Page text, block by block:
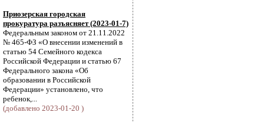
Приозерская городская
прокуратура разъясняет (2023-01-7)
Федеральным законом от 21.11.2022
№ 465-ФЗ «О внесении изменений в
статью 54 Семейного кодекса
Российской Федерации и статью 67
Федерального закона «Об
образовании в Российской
Федерации» установлено, что
ребенок,...
(добавлено 2023-01-20 )